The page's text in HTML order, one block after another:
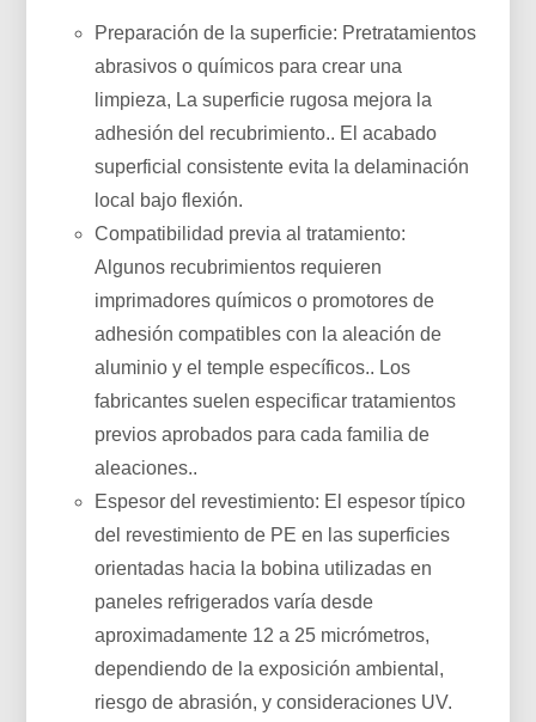
Preparación de la superficie: Pretratamientos
abrasivos o químicos para crear una
limpieza, La superficie rugosa mejora la
adhesión del recubrimiento.. El acabado
superficial consistente evita la delaminación
local bajo flexión.
Compatibilidad previa al tratamiento:
Algunos recubrimientos requieren
imprimadores químicos o promotores de
adhesión compatibles con la aleación de
aluminio y el temple específicos.. Los
fabricantes suelen especificar tratamientos
previos aprobados para cada familia de
aleaciones..
Espesor del revestimiento: El espesor típico
del revestimiento de PE en las superficies
orientadas hacia la bobina utilizadas en
paneles refrigerados varía desde
aproximadamente 12 a 25 micrómetros,
dependiendo de la exposición ambiental,
riesgo de abrasión, y consideraciones UV.